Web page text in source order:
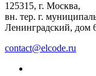
125315, г. Москва,
вн. тер. г.
Ленинградский, дом
contact@elcode.ru